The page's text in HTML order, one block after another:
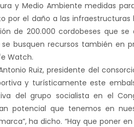
y Medio Ambiente medidas
por el daño a las
de 200.000 cordobeses que
busquen recursos también en
Watch.
Ruiz, presidente del
y turísticamente este
del grupo socialista en el
potencial que tenemos en
ha dicho. “Hay que poner